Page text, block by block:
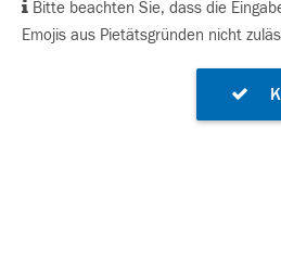
Bitte beachten Sie, dass die
Emojis aus Pietätsgründen nicht